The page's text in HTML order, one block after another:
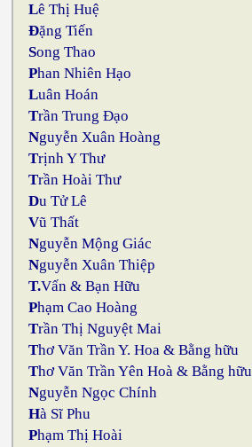
Lê Thị Huệ
Đặng Tiến
Song Thao
Phan Nhiên Hạo
Luân Hoán
Trần Trung Đạo
Nguyễn Xuân Hoàng
Trịnh Y Thư
Trần Hoài Thư
Du Tử Lê
Vũ Thất
Nguyễn Mộng Giác
Nguyễn Xuân Thiệp
T.Vấn & Bạn Hữu
Phạm Cao Hoàng
Trần Thị Nguyệt Mai
Thơ Văn Trần Y. Hoa & Bằng hữu
Thơ Văn Trần Yên Hoà & Bằng hữu
Nguyễn Ngọc Chính
Hà Sĩ Phu
Phạm Thị Hoài